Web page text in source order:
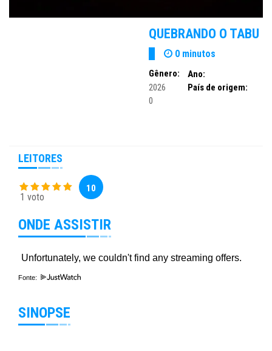
QUEBRANDO O TABU
0 minutos
Gênero:
Ano:
2026
País de origem:
0
LEITORES
1 voto
10
ONDE ASSISTIR
Fonte:
SINOPSE